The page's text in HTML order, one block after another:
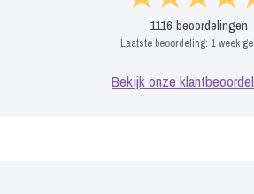
1116 beoordelingen
Laatste beoordeling: 1 week
Bekijk onze